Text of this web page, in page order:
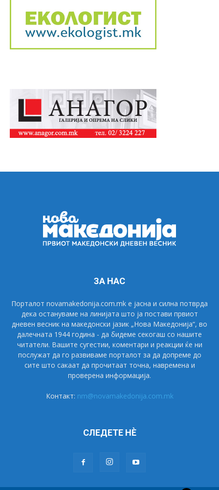
ЗА НАС
Порталот novamakedonija.com.mk е јасна и силна потврда
дека остануваме на линијата што ја постави првиот
дневен весник на македонски јазик „Нова Македонија“, во
далечната 1944 година - да бидеме секогаш со нашите
читатели. Вашите сугестии, коментари и реакции ќе ни
послужат да го развиваме порталот за да допреме до
сите што сакаат да прочитаат точна, навремена и
проверена информација.
Контакт: nm@novamakedonija.com.mk
СЛЕДЕТЕ НÈ